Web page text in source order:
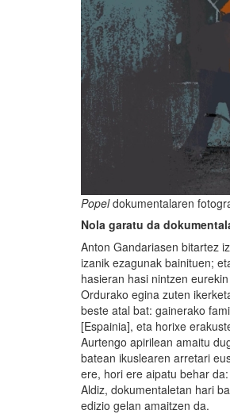
Popeldokumentalaren
Nola garatu da
Anton Gandariasen bitartez
izanik ezagunak bainituen;
hasieran hasi nintzen
Ordurako egina zuten
beste atal bat: gainerako
[Espainia], eta horixe
Aurtengo apirilean amaitu
batean ikuslearen arretari
ere, hori ere aipatu behar
Aldiz, dokumentaletan hari
edizio gelan amaitzen da.